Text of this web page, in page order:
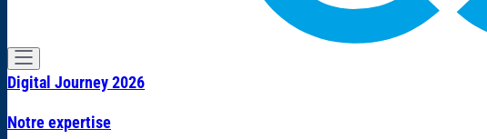
Digital Journey 2026
Notre expertise